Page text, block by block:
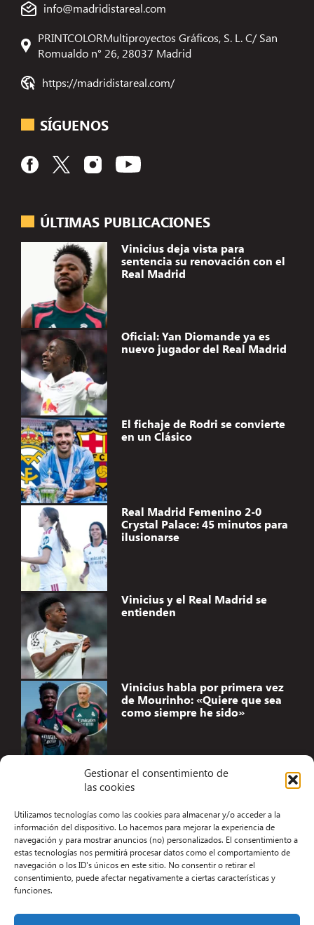
Gestionar el consentimiento de
las cookies
Utilizamos tecnologías como las cookies para almacenar y/o acceder a la
información del dispositivo. Lo hacemos para mejorar la experiencia de
navegación y para mostrar anuncios (no) personalizados. El consentimiento a
estas tecnologías nos permitirá procesar datos como el comportamiento de
navegación o los ID's únicos en este sitio. No consentir o retirar el
consentimiento, puede afectar negativamente a ciertas características y
funciones.
ÚLTIMAS PUBLICACIONES
Vinicius deja vista para
sentencia su renovación con el
Real Madrid
Oficial: Yan Diomande ya es
nuevo jugador del Real Madrid
El fichaje de Rodri se convierte
en un Clásico
Real Madrid Femenino 2-0
Crystal Palace: 45 minutos para
ilusionarse
Vinicius y el Real Madrid se
entienden
Vinicius habla por primera vez
de Mourinho: «Quiere que sea
como siempre he sido»
info@madridistareal.com
PRINTCOLORMultiproyectos Gráficos, S. L. C/ San
Romualdo n° 26, 28037 Madrid
https://madridistareal.com/
SÍGUENOS
Aviso Legal
Términos y condiciones
Política de privacidad